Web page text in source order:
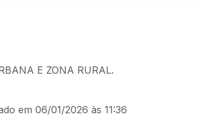
E ZONA RURAL.
em 06/01/2026 às 11:36